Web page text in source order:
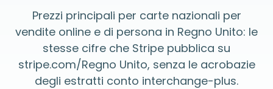
Prezzi principali per carte nazionali per
vendite online e di persona in Regno Unito: le
stesse cifre che Stripe pubblica su
stripe.com/Regno Unito, senza le acrobazie
degli estratti conto interchange-plus.